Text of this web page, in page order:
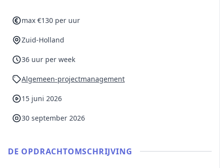
Interim opdrachten statistiek
max €130 per uur
Zuid-Holland
36 uur per week
Algemeen-projectmanagement
15 juni 2026
30 september 2026
DE OPDRACHT­OMSCHRIJVING